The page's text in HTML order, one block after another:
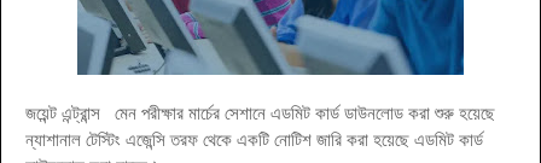
জয়েন্ট এন্ট্রান্স মেন পরীক্ষার মার্চের সেশানে এডমিট কার্ড ডাউনলোড করা শুরু হয়েছে
ন্যাশানাল টেস্টিং এজেন্সি তরফ থেকে একটি নোটিশ জারি করা হয়েছে এডমিট কার্ড